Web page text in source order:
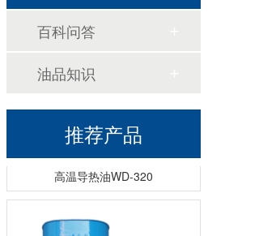
百科问答
油品知识
推荐产品